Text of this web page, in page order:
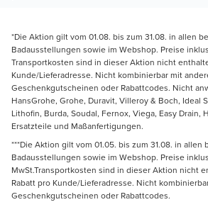
*Die Aktion gilt vom 01.08. bis zum 31.08. in allen
Badausstellungen sowie im Webshop. Preise
Transportkosten sind in dieser Aktion nicht
Kunde/Lieferadresse. Nicht kombinierbar mit
Geschenkgutscheinen oder Rabattcodes. Nicht
HansGrohe, Grohe, Duravit, Villeroy & Boch, Ideal
Lithofin, Burda, Soudal, Fernox, Viega, Easy Drain,
Ersatzteile und Maßanfertigungen.
***Die Aktion gilt vom 01.05. bis zum 31.08. in allen
Badausstellungen sowie im Webshop. Preise
MwSt.Transportkosten sind in dieser Aktion nicht
Rabatt pro Kunde/Lieferadresse. Nicht
Geschenkgutscheinen oder Rabattcodes.